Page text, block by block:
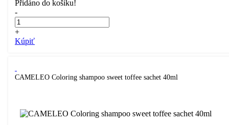
Přidáno do košíku!
-
+
Kúpiť
CAMELEO Coloring shampoo sweet toffee sachet 40ml